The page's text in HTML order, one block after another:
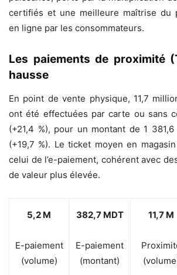
certifiés et une meilleure maîtrise du
en ligne par les consommateurs.
Les paiements de proximité
hausse
En point de vente physique, 11,7
ont été effectuées par carte ou sans
(+21,4 %), pour un montant de 1
(+19,7 %). Le ticket moyen en
celui de l’e-paiement, cohérent avec
de valeur plus élevée.
5,2 M
E-paiement
(volume)
382,7 MDT
E-paiement
(montant)
11,7 M